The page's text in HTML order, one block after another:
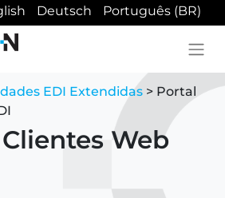
Deutsch Português (BR)
EDI Extendidas > Portal
Web